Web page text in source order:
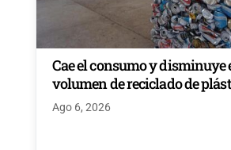
Cae el consumo y disminuye
volumen de reciclado de
Ago 6, 2026